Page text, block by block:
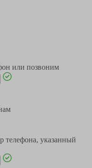
или позвоним
телефона, указанный